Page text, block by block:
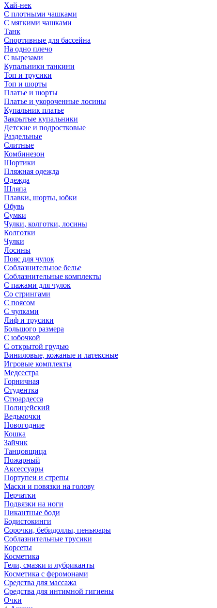
Хай-нек
С плотными чашками
С мягкими чашками
Танк
Спортивные для бассейна
На одно плечо
С вырезами
Купальники танкини
Топ и трусики
Топ и шорты
Платье и шорты
Платье и укороченные лосины
Купальник платье
Закрытые купальники
Детские и подростковые
Раздельные
Слитные
Комбинезон
Шортики
Пляжная одежда
Одежда
Шляпа
Плавки, шорты, юбки
Обувь
Сумки
Чулки, колготки, лосины
Колготки
Чулки
Лосины
Пояс для чулок
Соблазнительное белье
Соблазнительные комплекты
С пажами для чулок
Со стрингами
С поясом
С чулками
Лиф и трусики
Большого размера
С юбочкой
С открытой грудью
Виниловые, кожаные и латексные
Игровые комплекты
Медсестра
Горничная
Студентка
Стюардесса
Полицейский
Ведьмочки
Новогодние
Кошка
Зайчик
Танцовщица
Пожарный
Аксессуары
Портупеи и стрепы
Маски и повязки на голову
Перчатки
Подвязки на ноги
Пикантные боди
Бодистокинги
Сорочки, бебидоллы, пеньюары
Соблазнительные трусики
Корсеты
Косметика
Гели, смазки и лубриканты
Косметика с феромонами
Средства для массажа
Средства для интимной гигиены
Очки